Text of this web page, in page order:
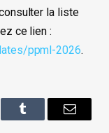
la liste
ce lien :
ppml-2026.
Tumblr Email